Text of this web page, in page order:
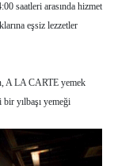
saatleri arasında hizmet
eşsiz lezzetler
A LA CARTE yemek
yılbaşı yemeği